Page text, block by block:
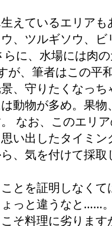
えているエリア
、ツルギソウ、
に、水場には肉
、筆者はこの平
、守りたくなっち
動物が多め。果
なお、このエリ
い出したタイミ
、気を付けて採
とを証明しなく
っと違うなと……
そ料理に劣りま